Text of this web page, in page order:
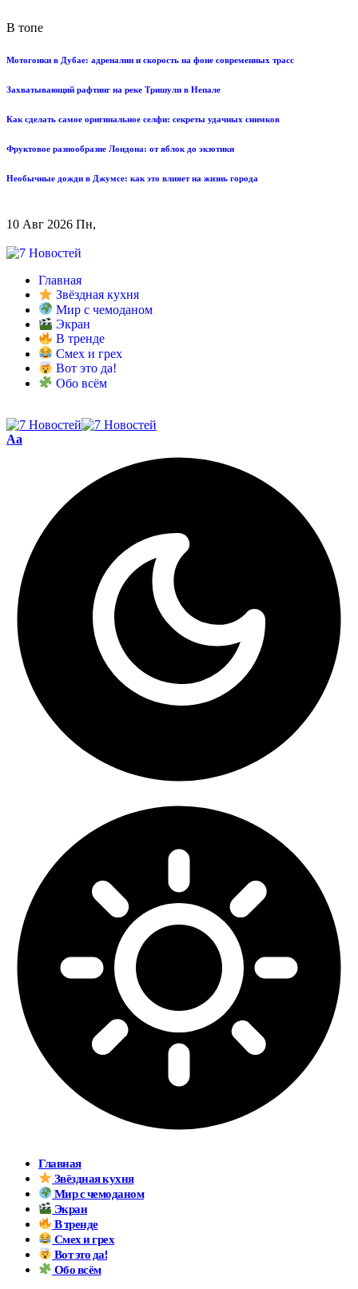
В топе
Мотогонки в Дубае: адреналин и скорость на фоне современных трасс
Захватывающий рафтинг на реке Тришули в Непале
Как сделать самое оригинальное селфи: секреты удачных снимков
Фруктовое разнообразие Лондона: от яблок до экзотики
Необычные дожди в Джумсе: как это влияет на жизнь города
10 Авг 2026 Пн,
Главная
Звёздная кухня
Мир с чемоданом
Экран
В тренде
Смех и грех
Вот это да!
Обо всём
Aa
Главная
Звёздная кухня
Мир с чемоданом
Экран
В тренде
Смех и грех
Вот это да!
Обо всём